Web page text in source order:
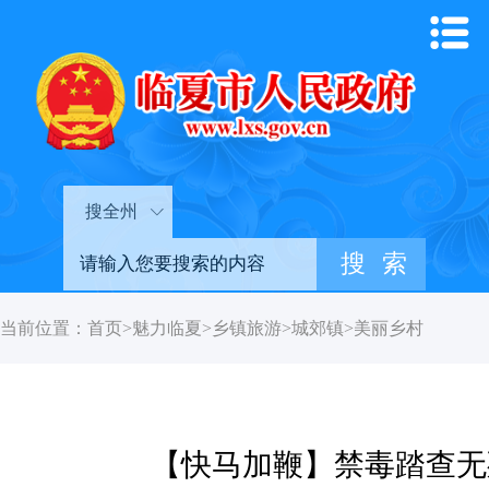
搜全州
当前位置： 首页>魅力临夏>乡镇旅游>城郊镇>美丽乡村
【快马加鞭】禁毒踏查